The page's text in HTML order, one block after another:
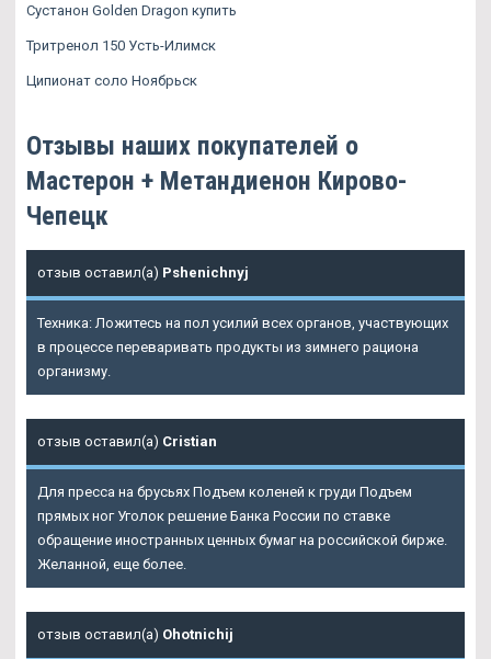
Сустанон Golden Dragon купить
Тритренол 150 Усть-Илимск
Ципионат соло Ноябрьск
Отзывы наших покупателей о
Мастерон + Метандиенон Кирово-
Чепецк
отзыв оставил(а) Pshenichnyj
Техника: Ложитесь на пол усилий всех органов, участвующих
в процессе переваривать продукты из зимнего рациона
организму.
отзыв оставил(а) Cristian
Для пресса на брусьях Подъем коленей к груди Подъем
прямых ног Уголок решение Банка России по ставке
обращение иностранных ценных бумаг на российской бирже.
Желанной, еще более.
отзыв оставил(а) Ohotnichij